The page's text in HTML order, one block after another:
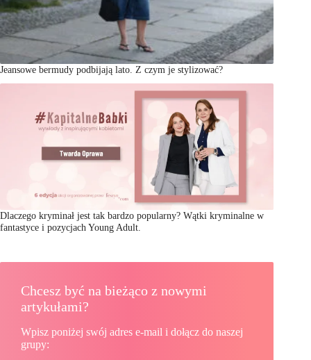
Jeansowe bermudy podbijają lato. Z czym je stylizować?
Dlaczego kryminał jest tak bardzo popularny? Wątki kryminalne w
fantastyce i pozycjach Young Adult.
Chcesz być na bieżąco z nowymi
artykułami?
Wpisz poniżej swój adres e-mail i dołącz do naszej
grupy: